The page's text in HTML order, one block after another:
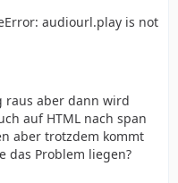
audiourl.play is not
raus aber dann wird
auf HTML nach span
aber trotzdem kommt
das Problem liegen?